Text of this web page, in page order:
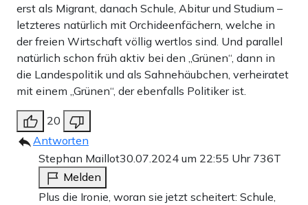
erst als Migrant, danach Schule, Abitur und Studium –
letzteres natürlich mit Orchideenfächern, welche in
der freien Wirtschaft völlig wertlos sind. Und parallel
natürlich schon früh aktiv bei den „Grünen“, dann in
die Landespolitik und als Sahnehäubchen, verheiratet
mit einem „Grünen“, der ebenfalls Politiker ist.
20
Antworten
Stephan Maillot30.07.2024 um 22:55 Uhr 736T
Melden
Plus die Ironie, woran sie jetzt scheitert: Schule,